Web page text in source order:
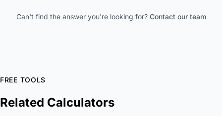
Can't find the answer you're looking for? Contact our team
FREE TOOLS
Related Calculators